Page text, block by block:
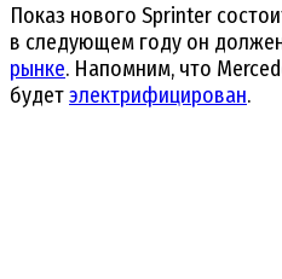
Показ нового Sprinter
в следующем году он
рынке. Напомним, что
будетэлектрифицирован.